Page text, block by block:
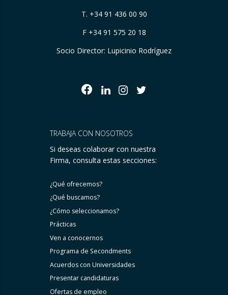
T. +34 91 436 00 90
F +34 91 575 20 18
Socio Director: Lupicinio Rodríguez
TRABAJA CON NOSOTROS
Si deseas colaborar con nuestra
Firma, consulta estas secciones:
¿Qué ofrecemos?
¿Qué buscamos?
¿Cómo seleccionamos?
Prácticas
Ven a conocernos
Programa de Secondments
Acuerdos con Universidades
Presentar candidaturas
Ofertas de empleo